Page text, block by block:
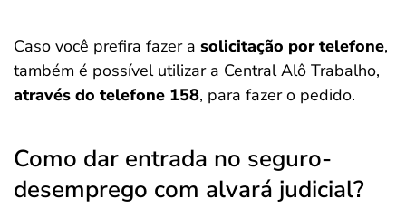
Caso você prefira fazer a solicitação por telefone,
também é possível utilizar a Central Alô Trabalho,
através do telefone 158, para fazer o pedido.
Como dar entrada no seguro-
desemprego com alvará judicial?